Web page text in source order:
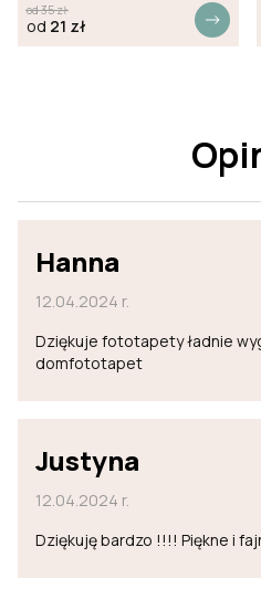
od35zł
od 21 zł
Hanna
12.04.2024 r.
Dziękuje fototapety ładnie
domfototapet
Justyna
12.04.2024 r.
Dziękuję bardzo !!!! Piękne i